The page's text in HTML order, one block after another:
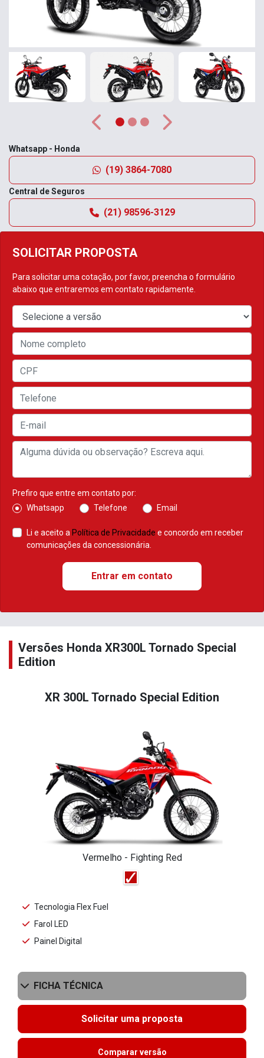
SOLICITAR PROPOSTA
Para solicitar uma cotação, por favor, preencha o formulário
abaixo que entraremos em contato rapidamente.
Prefiro que entre em contato por:
Whatsapp
Telefone Email
Li e aceito a Política de Privacidade e concordo em receber
comunicações da concessionária.
Entrar em contato
Anterior Próximo
Whatsapp - Honda
(19) 3864-7080
Central de Seguros
(21) 98596-3129
Versões Honda XR300L Tornado Special
Edition
XR 300L Tornado Special Edition
Vermelho - Fighting Red
Tecnologia Flex Fuel
Farol LED
Painel Digital
FICHA TÉCNICA
Solicitar uma proposta
Comparar versão